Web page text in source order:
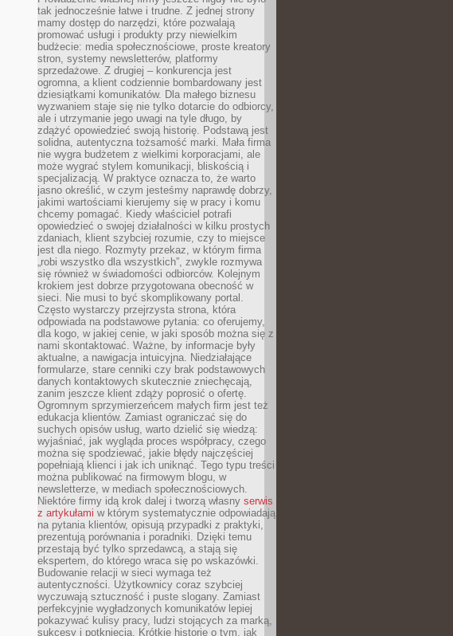
tak jednocześnie łatwe i trudne. Z jednej strony
mamy dostęp do narzędzi, które pozwalają
promować usługi i produkty przy niewielkim
budżecie: media społecznościowe, proste kreatory
stron, systemy newsletterów, platformy
sprzedażowe. Z drugiej – konkurencja jest
ogromna, a klient codziennie bombardowany jest
dziesiątkami komunikatów. Dla małego biznesu
wyzwaniem staje się nie tylko dotarcie do odbiorcy,
ale i utrzymanie jego uwagi na tyle długo, by
zdążyć opowiedzieć swoją historię. Podstawą jest
solidna, autentyczna tożsamość marki. Mała firma
nie wygra budżetem z wielkimi korporacjami, ale
może wygrać stylem komunikacji, bliskością i
specjalizacją. W praktyce oznacza to, że warto
jasno określić, w czym jesteśmy naprawdę dobrzy,
jakimi wartościami kierujemy się w pracy i komu
chcemy pomagać. Kiedy właściciel potrafi
opowiedzieć o swojej działalności w kilku prostych
zdaniach, klient szybciej rozumie, czy to miejsce
jest dla niego. Rozmyty przekaz, w którym firma
„robi wszystko dla wszystkich”, zwykle rozmywa
się również w świadomości odbiorców. Kolejnym
krokiem jest dobrze przygotowana obecność w
sieci. Nie musi to być skomplikowany portal.
Często wystarczy przejrzysta strona, która
odpowiada na podstawowe pytania: co oferujemy,
dla kogo, w jakiej cenie, w jaki sposób można się z
nami skontaktować. Ważne, by informacje były
aktualne, a nawigacja intuicyjna. Niedziałające
formularze, stare cenniki czy brak podstawowych
danych kontaktowych skutecznie zniechęcają,
zanim jeszcze klient zdąży poprosić o ofertę.
Ogromnym sprzymierzeńcem małych firm jest też
edukacja klientów. Zamiast ograniczać się do
suchych opisów usług, warto dzielić się wiedzą:
wyjaśniać, jak wygląda proces współpracy, czego
można się spodziewać, jakie błędy najczęściej
popełniają klienci i jak ich uniknąć. Tego typu treści
można publikować na firmowym blogu, w
newsletterze, w mediach społecznościowych.
Niektóre firmy idą krok dalej i tworzą własny serwis
z artykułami w którym systematycznie odpowiadają
na pytania klientów, opisują przypadki z praktyki,
prezentują porównania i poradniki. Dzięki temu
przestają być tylko sprzedawcą, a stają się
ekspertem, do którego wraca się po wskazówki.
Budowanie relacji w sieci wymaga też
autentyczności. Użytkownicy coraz szybciej
wyczuwają sztuczność i puste slogany. Zamiast
perfekcyjnie wygładzonych komunikatów lepiej
pokazywać kulisy pracy, ludzi stojących za marką,
sukcesy i potknięcia. Krótkie historie o tym, jak